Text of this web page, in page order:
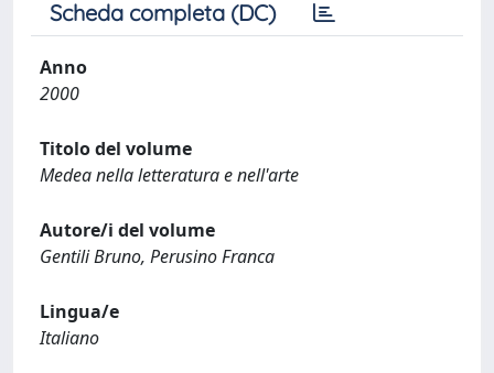
Scheda completa (DC)
Anno
2000
Titolo del volume
Medea nella letteratura e nell'arte
Autore/i del volume
Gentili Bruno, Perusino Franca
Lingua/e
Italiano